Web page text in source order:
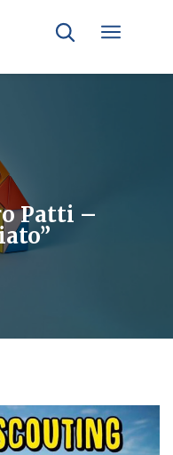
Patti –